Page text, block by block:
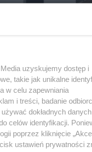
uzyskujemy dostęp i
takie jak unikalne
w celu zapewniania
i treści, badanie
dokładnych danych
celów identyfikacji.
poprzez kliknięcie
ustawień prywatności